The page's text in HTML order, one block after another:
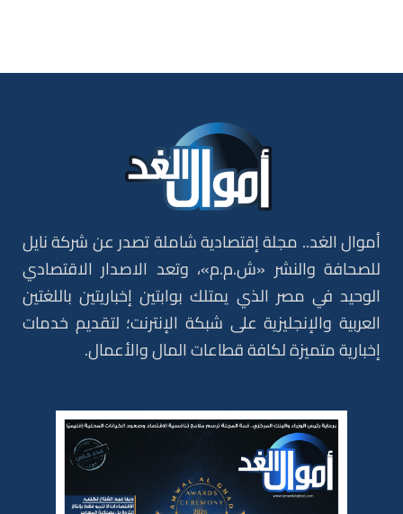
أموال الغد.. مجلة إقتصادية شاملة تصدر عن شركة نايل
للصحافة والنشر «ش.م.م»، وتعد الاصدار الاقتصادي
الوحيد في مصر الذي يمتلك بوابتين إخباريتين باللغتين
العربية والإنجليزية على شبكة الإنترنت؛ لتقديم خدمات
إخبارية متميزة لكافة قطاعات المال والأعمال.